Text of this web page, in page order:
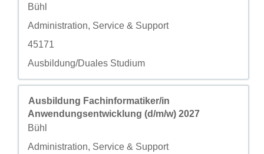
城市
Bühl
自定义字段 2
Administration, Service & Support
自定义字段 3
45171
自定义字段 4
Ausbildung/Duales Studium
职务
Ausbildung Fachinformatiker/in
Anwendungsentwicklung (d/m/w) 2027
城市
Bühl
自定义字段 2
Administration, Service & Support
使用空格键进行选择以查看职位信息的完整内容。